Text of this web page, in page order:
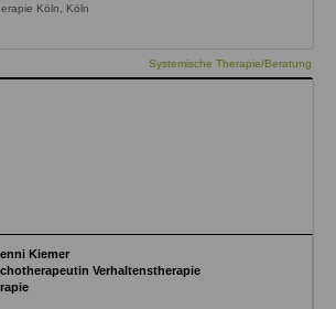
Köln, Köln
Systemische Therapie/Beratung
Kiemer
Verhaltenstherapie